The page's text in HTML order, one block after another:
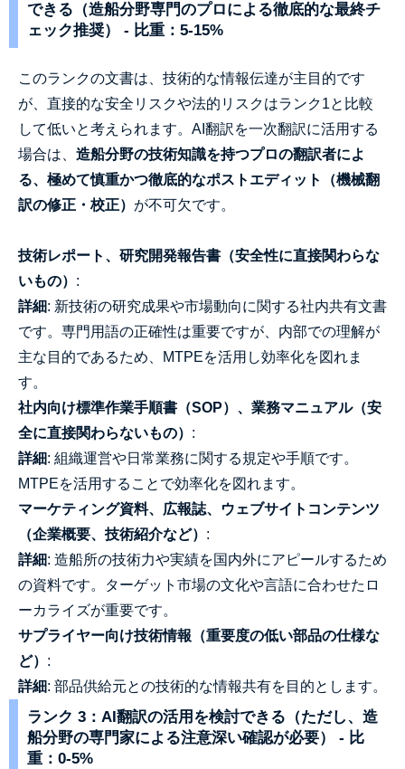
できる（造船分野専門のプロによる徹底的な最終チ
ェック推奨） - 比重：5-15%
このランクの文書は、技術的な情報伝達が主目的です
が、直接的な安全リスクや法的リスクはランク1と比較
して低いと考えられます。AI翻訳を一次翻訳に活用する
場合は、 造船分野の技術知識を持つプロの翻訳者によ
る、極めて慎重かつ徹底的なポストエディット（機械翻
訳の修正・校正） が不可欠です。
技術レポート、研究開発報告書（安全性に直接関わらな
いもの） :
詳細: 新技術の研究成果や市場動向に関する社内共有文書
です。専門用語の正確性は重要ですが、内部での理解が
主な目的であるため、MTPEを活用し効率化を図れま
す。
社内向け標準作業手順書（SOP）、業務マニュアル（安
全に直接関わらないもの） :
詳細: 組織運営や日常業務に関する規定や手順です。
MTPEを活用することで効率化を図れます。
マーケティング資料、広報誌、ウェブサイトコンテンツ
（企業概要、技術紹介など） :
詳細: 造船所の技術力や実績を国内外にアピールするため
の資料です。ターゲット市場の文化や言語に合わせたロ
ーカライズが重要です。
サプライヤー向け技術情報（重要度の低い部品の仕様な
ど） :
詳細: 部品供給元との技術的な情報共有を目的とします。
ランク 3：AI翻訳の活用を検討できる（ただし、造
船分野の専門家による注意深い確認が必要） - 比
重：0-5%